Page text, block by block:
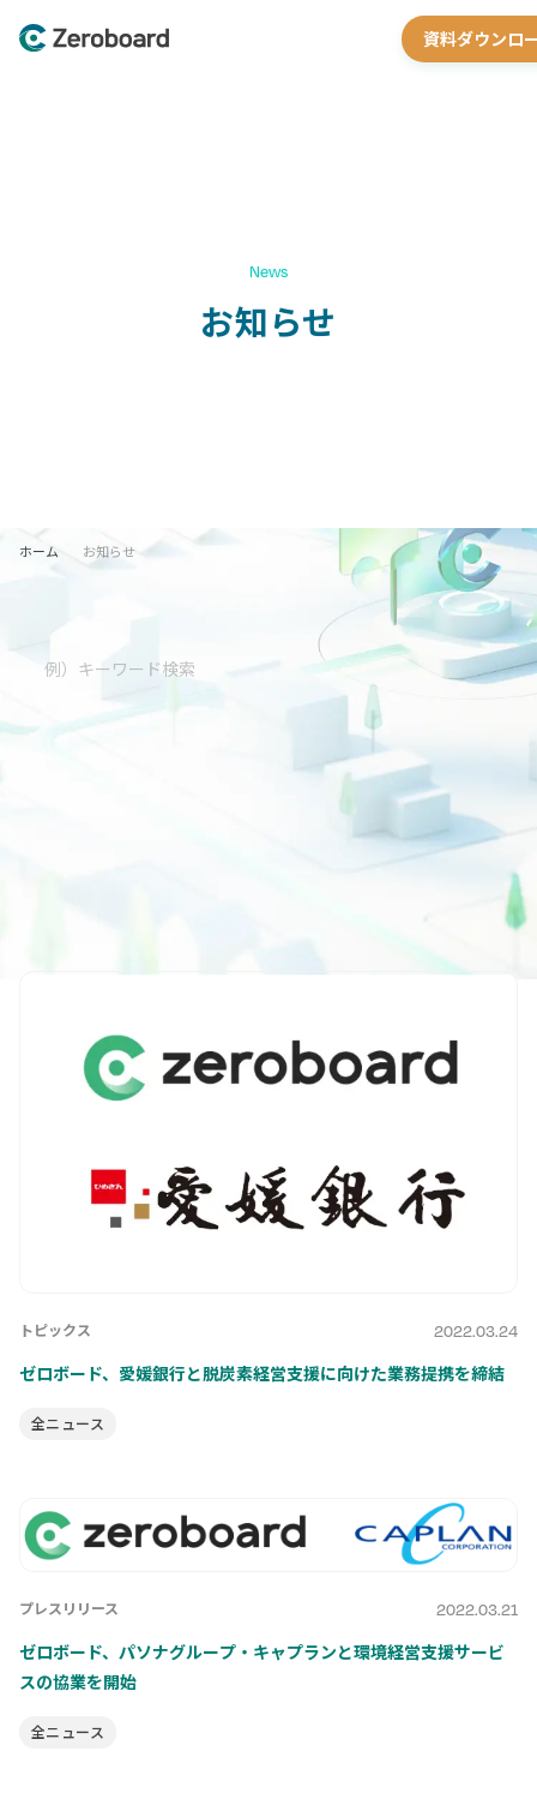
資料ダウンロ
News
お知らせ
ホーム お知らせ
トピックス
トピックス 2022.03.24
ゼロボード、愛媛銀行と脱炭素経営支援に向けた業務提携を締結
全ニュース
プレスリリース 2022.03.21
ゼロボード、パソナグループ・キャプランと環境経営支援サービ
スの協業を開始
全ニュース